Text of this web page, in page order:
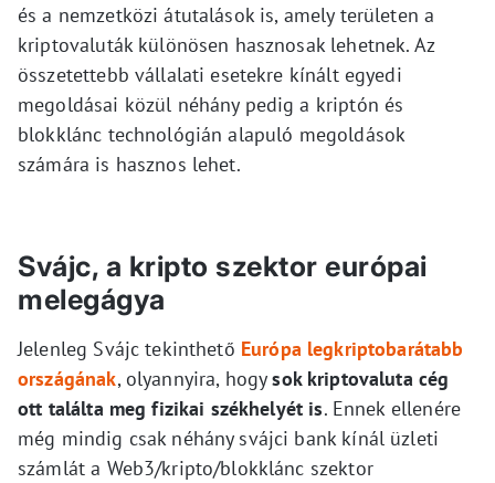
és a nemzetközi átutalások is, amely területen a
kriptovaluták különösen hasznosak lehetnek. Az
összetettebb vállalati esetekre kínált egyedi
megoldásai közül néhány pedig a kriptón és
blokklánc technológián alapuló megoldások
számára is hasznos lehet.
Svájc, a kripto szektor európai
melegágya
Jelenleg Svájc tekinthető Európa legkriptobarátabb
országának, olyannyira, hogysok kriptovaluta cég
ott találta meg fizikai székhelyét is. Ennek ellenére
még mindig csak néhány svájci bank kínál üzleti
számlát a Web3/kripto/blokklánc szektor